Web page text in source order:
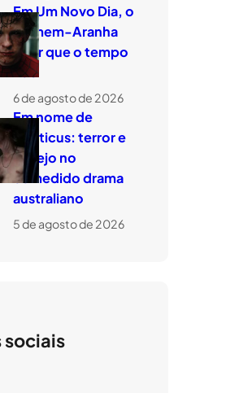
Em Um Novo Dia, o
Homem-Aranha
quer que o tempo
voe
6 de agosto de 2026
Em nome de
Leviticus: terror e
desejo no
comedido drama
australiano
5 de agosto de 2026
sociais